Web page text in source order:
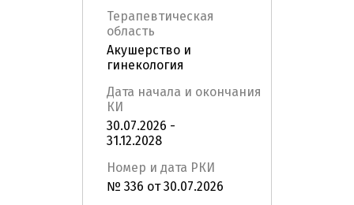
Терапевтическая
область
Акушерство и
гинекология
Дата начала и окончания
КИ
30.07.2026 -
31.12.2028
Номер и дата РКИ
№ 336 от 30.07.2026